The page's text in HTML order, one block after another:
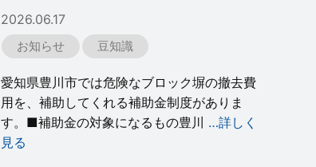
2026.06.17
お知らせ 豆知識
愛知県豊川市では危険なブロック塀の撤去費
用を、補助してくれる補助金制度がありま
す。■補助金の対象になるもの豊川 …詳しく
見る